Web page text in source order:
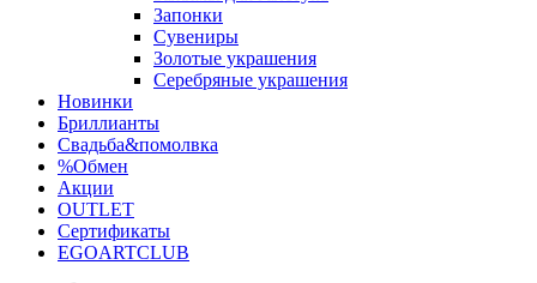
Запонки
Сувениры
Золотые украшения
Серебряные украшения
Новинки
Бриллианты
Свадьба&помолвка
%Обмен
Акции
OUTLET
Сертификаты
EGOARTCLUB